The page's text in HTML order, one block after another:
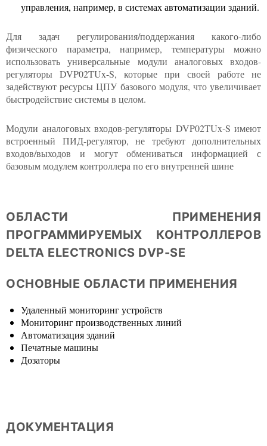
управления, например, в системах автоматизации зданий.
Для задач регулирования/поддержания какого-либо
физического параметра, например, температуры можно
использовать универсальные модули аналоговых входов-
регуляторы DVP02TUx-S, которые при своей работе не
задействуют ресурсы ЦПУ базового модуля, что увеличивает
быстродействие системы в целом.
Модули аналоговых входов-регуляторы DVP02TUx-S имеют
встроенный ПИД-регулятор, не требуют дополнительных
входов/выходов и могут обмениваться информацией с
базовым модулем контроллера по его внутренней шине
ОБЛАСТИ ПРИМЕНЕНИЯ
ПРОГРАММИРУЕМЫХ КОНТРОЛЛЕРОВ
DELTA ELECTRONICS DVP-SE
ОСНОВНЫЕ ОБЛАСТИ ПРИМЕНЕНИЯ
Удаленный мониторинг устройств
Мониторинг производственных линий
Автоматизация зданий
Печатные машины
Дозаторы
ДОКУМЕНТАЦИЯ